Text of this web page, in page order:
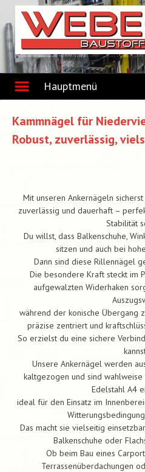
content
Hauptmenü
Kammnägel für
Robust, zuverlässig,
Mit unseren Ankernägeln
zuverlässig und dauerhaft –
Stabilität
Du willst, dass Balkenschuhe,
sitzen und auch bei
Dann sind diese Rillennägel
Die besondere Kraft steckt im
aufgewalzten Widerhaken
während der konische Übergang
präzise zentriert und
So erzielst du eine sichere
Unsere Ankernägel werden
kaltgezogen und sind
Edelstahl A4
ideal für den Einsatz im
Das macht sie vielseitig
Balkenschuhe oder
Ob beim Bau eines
Terrassenüberdachungen